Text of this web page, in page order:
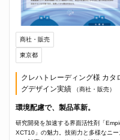
商社・販売
東京都
クレハトレーディング様 カタ
グデザイン実績
（商社・販売）
環境配慮で、製品革新。
研究開発を加速する界面活性剤「
XCT10」の魅力。技術力と多様なニー